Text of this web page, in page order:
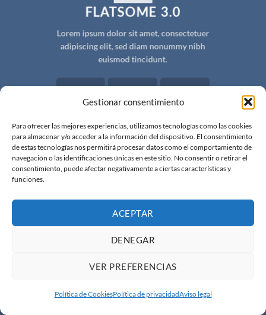
Gestionar consentimiento
Para ofrecer las mejores experiencias, utilizamos tecnologías como las cookies
para almacenar y/o acceder a la información del dispositivo. El consentimiento
de estas tecnologías nos permitirá procesar datos como el comportamiento de
navegación o las identificaciones únicas en este sitio. No consentir o retirar el
consentimiento, puede afectar negativamente a ciertas características y
funciones.
ACEPTAR
DENEGAR
VER PREFERENCIAS
Política de CookiesPolítica de privacidadAviso legal
FLATSOME 3.0
Lorem ipsum dolor sit amet, consectetuer
adipiscing elit, sed diam nonummy nibh
euismod tincidunt.
0 0 0